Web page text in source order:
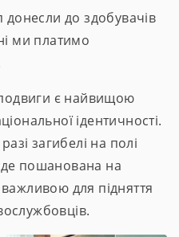
донесли до здобувачів
ми платимо
подвиги є найвищою
ідентичності.
загибелі на полі
пошанована на
для підняття